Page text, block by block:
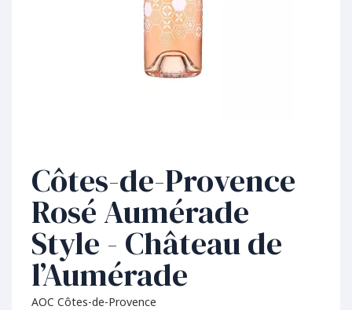
Côtes-de-Provence
Rosé Aumérade
Style - Château de
l’Aumérade
AOC Côtes-de-Provence